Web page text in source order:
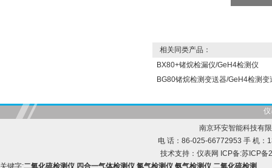
相关同类产品：
BX80+锗烷检漏仪/GeH4检测仪
BG80锗烷检测变送器/GeH4检测变
南京环安智能科技有
电 话：86-025-66772953 手 机：
技术支持： 仪表网 ICP备:苏ICP备
关键字:二氧化硫检测仪 四合一气体检测仪 氯气检测仪 氨气检测仪 二氧化硫检测